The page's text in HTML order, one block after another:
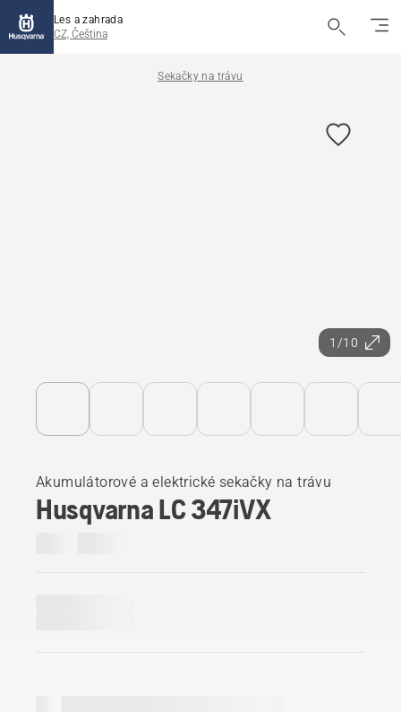
Les a zahrada
CZ, Čeština
Sekačky na trávu
1/10
Akumulátorové a elektrické sekačky na trávu
Husqvarna LC 347iVX